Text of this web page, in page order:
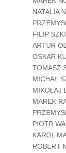
NATALIA
FILIP
ARTUR
OSKAR
TOMASZ
MICHAŁ
MIKOŁAJ
MAREK
PIOTR
KAROL
ROBERT